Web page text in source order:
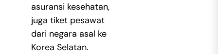
asuransi kesehatan,
juga tiket pesawat
dari negara asal ke
Korea Selatan.